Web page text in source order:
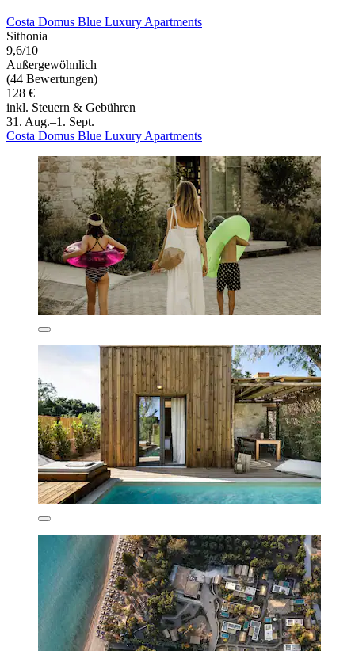
Costa Domus Blue Luxury Apartments
Sithonia
9,6/10
Außergewöhnlich
(44 Bewertungen)
128 €
inkl. Steuern & Gebühren
31. Aug.–1. Sept.
Costa Domus Blue Luxury Apartments